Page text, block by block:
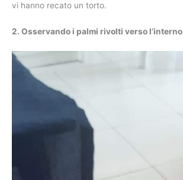
vi hanno recato un torto.
2. Osservando i palmi rivolti verso l’interno